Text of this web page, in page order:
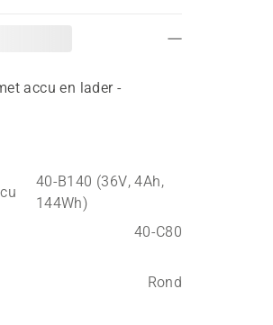
accu en lader -
40-B140 (36V, 4Ah,
144Wh)
40-C80
Rond